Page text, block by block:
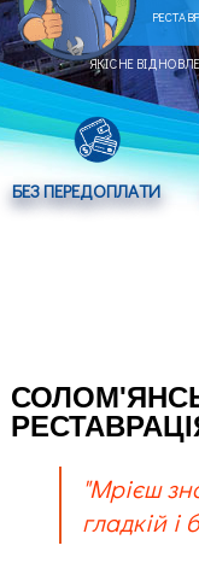
БЕЗ ПЕРЕДОПЛАТИ
"Мрієш
гладкій і